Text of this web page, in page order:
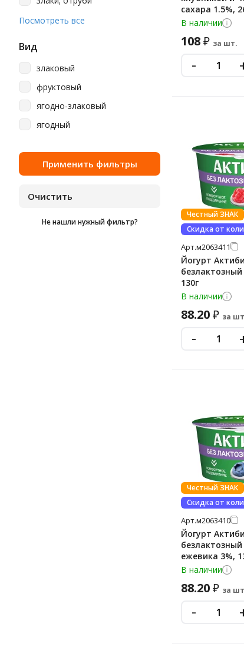
клубника
Посмотреть все
Вид
злаковый
фруктовый
ягодно-злаковый
ягодный
Не нашли нужный фильтр?
сахара 1.5%,
В наличии
108₽ за шт.
-
Честный ЗНАК
Скидка от
Арт.м2063411
Йогурт
130г
В наличии
88.20₽ за
-
Честный ЗНАК
Скидка от
Арт.м2063410
Йогурт
ежевика 3%,
В наличии
88.20₽ за
-